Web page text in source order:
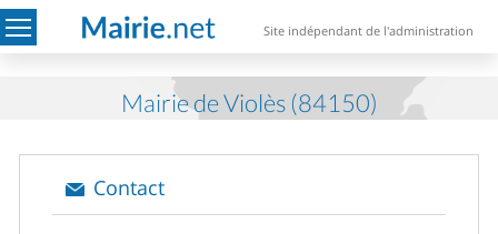
Site indépendant de l'administration
Mairie de Violès (84150)
Contact